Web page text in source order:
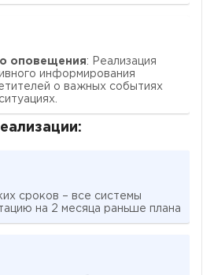
оповещения: Реализация
информирования
о важных событиях
сроков – все системы
на 2 месяца раньше плана